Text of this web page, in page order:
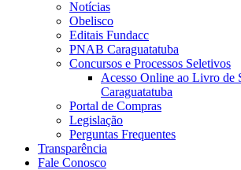
Notícias
Obelisco
Editais Fundacc
PNAB Caraguatatuba
Concursos e Processos Seletivos
Acesso Online ao Livro de
Caraguatatuba
Portal de Compras
Legislação
Perguntas Frequentes
Transparência
Fale Conosco